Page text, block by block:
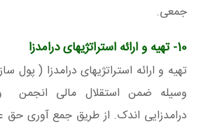
جمعی.
10- تهیه و ارائه استراتژیهای درامدزا
تهیه و ارائه استراتژیهای درامدزا ( پول
وسیله ضمن استقلال مالی انجمن
درامدزایی اندک. از طریق جمع آوری